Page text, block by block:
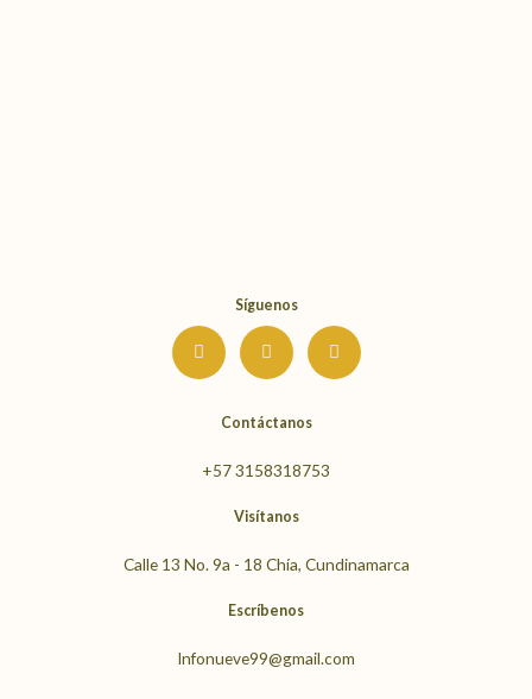
Síguenos
s
t
m
c
e
o
u
t
Contáctanos
+57 3158318753
Visítanos
Calle 13 No. 9a - 18 Chía, Cundinamarca
Escríbenos
Infonueve99@gmail.com